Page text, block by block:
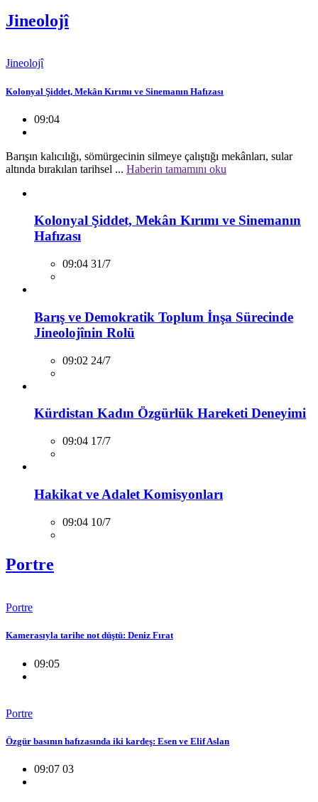
Jineolojî
Jineolojî
Kolonyal Şiddet, Mekân Kırımı ve Sinemanın Hafızası
09:04
Barışın kalıcılığı, sömürgecinin silmeye çalıştığı mekânları, sular
altında bırakılan tarihsel ... Haberin tamamını oku
Kolonyal Şiddet, Mekân Kırımı ve Sinemanın
Hafızası
09:04 31/7
Barış ve Demokratik Toplum İnşa Sürecinde
Jineolojînin Rolü
09:02 24/7
Kürdistan Kadın Özgürlük Hareketi Deneyimi
09:04 17/7
Hakikat ve Adalet Komisyonları
09:04 10/7
Portre
Portre
Kamerasıyla tarihe not düştü: Deniz Fırat
09:05
Portre
Özgür basının hafızasında iki kardeş: Esen ve Elif Aslan
09:07 03